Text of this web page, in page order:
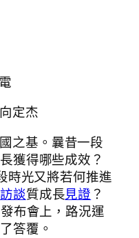
定杰
之基。曩昔一段
獲得哪些成效？
時光又將若何推進
訪談質成長見證 ？
布會上，路況運
答覆。